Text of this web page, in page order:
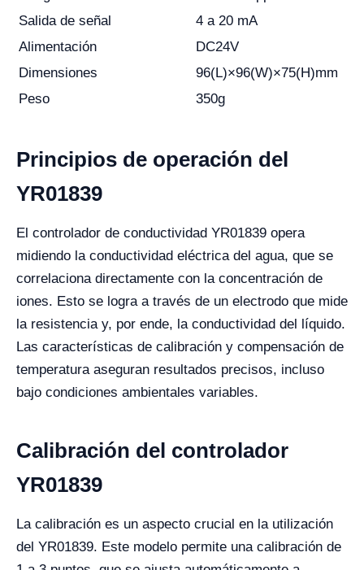
Salida de señal
4 a 20 mA
Alimentación
DC24V
Dimensiones
96(L)×96(W)×75(H)mm
Peso
350g
Principios de operación del
YR01839
El controlador de conductividad YR01839 opera
midiendo la conductividad eléctrica del agua, que se
correlaciona directamente con la concentración de
iones. Esto se logra a través de un electrodo que mide
la resistencia y, por ende, la conductividad del líquido.
Las características de calibración y compensación de
temperatura aseguran resultados precisos, incluso
bajo condiciones ambientales variables.
Calibración del controlador
YR01839
La calibración es un aspecto crucial en la utilización
del YR01839. Este modelo permite una calibración de